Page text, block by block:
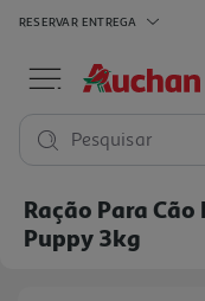
RESERVAR ENTREGA
Pesquisar
Ração Para
Puppy 3kg